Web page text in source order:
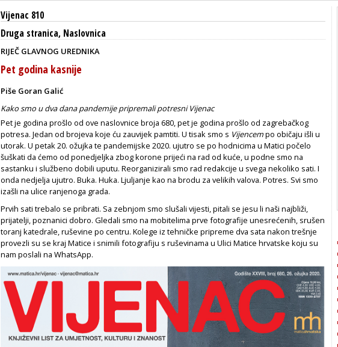
Vijenac 810
Druga stranica, Naslovnica
RIJEČ GLAVNOG UREDNIKA
Pet godina kasnije
Piše Goran Galić
Kako smo u dva dana pandemije pripremali potresni Vijenac
Pet je godina prošlo od ove naslovnice broja 680, pet je godina prošlo od zagrebačkog
potresa. Jedan od brojeva koje ću zauvijek pamtiti. U tisak smo s Vijencempo običaju išli u
utorak. U petak 20. ožujka te pandemijske 2020. ujutro se po hodnicima u Matici počelo
šuškati da ćemo od ponedjeljka zbog korone prijeći na rad od kuće, u podne smo na
sastanku i službeno dobili uputu. Reorganizirali smo rad redakcije u svega nekoliko sati. I
onda nedjelja ujutro. Buka. Huka. Ljuljanje kao na brodu za velikih valova. Potres. Svi smo
izašli na ulice ranjenoga grada.
Prvih sati trebalo se pribrati. Sa zebnjom smo slušali vijesti, pitali se jesu li naši najbliži,
prijatelji, poznanici dobro. Gledali smo na mobitelima prve fotografije unesrećenih, srušen
toranj katedrale, ruševine po centru. Kolege iz tehničke pripreme dva sata nakon trešnje
provezli su se kraj Matice i snimili fotografiju s ruševinama u Ulici Matice hrvatske koju su
nam poslali na WhatsApp.